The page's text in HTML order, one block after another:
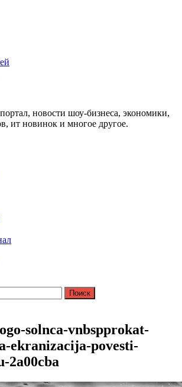
новости шоу-бизнеса, экономики,
ит новинок и многое другое.
solnca-vnbspprokat-
ekranizacija-povesti-
2a00cba